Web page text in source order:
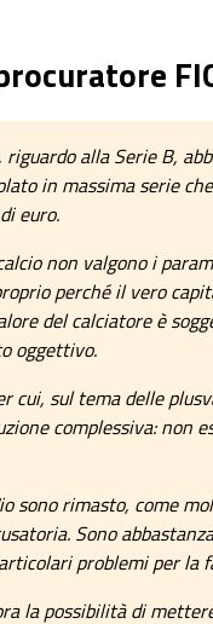
alla Serie B,
in massima serie
euro.
non valgono i
perché il vero
del calciatore è
oggettivo.
cui, sul tema delle
complessiva:
sono rimasto, come
Sono
problemi per la
la possibilità di